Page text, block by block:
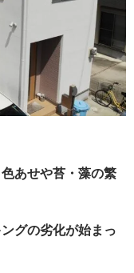
あせや苔・藻の繁
グの劣化が始まっ